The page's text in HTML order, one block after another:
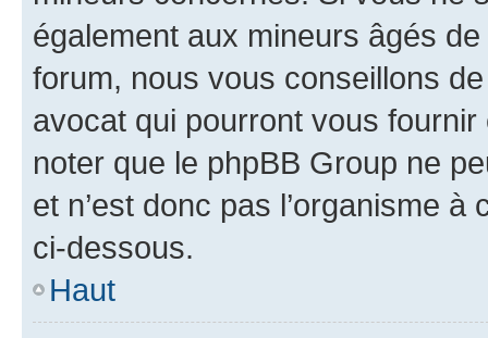
également aux mineurs âgés
forum, nous vous conseillons
avocat qui pourront vous
noter que le phpBB Group ne
et n’est donc pas l’organisme
ci-dessous.
Haut